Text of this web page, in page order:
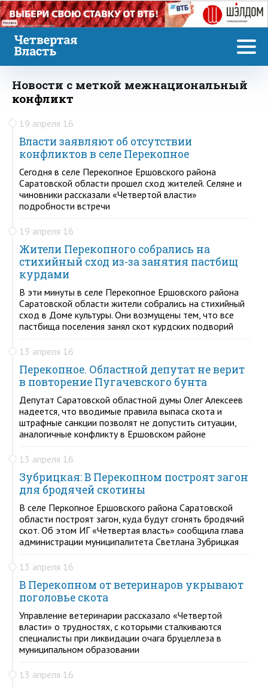
Реклама
Новости с меткой межнациональный
конфликт
19 апреля 16
Власти заявляют об отсутствии
конфликтов в селе Перекопное
Сегодня в селе Перекопное Ершовского района
Саратовской области прошел сход жителей. Селяне и
чиновники рассказали «Четвертой власти»
подробности встречи
19 апреля 16
Жители Перекопного собрались на
стихийный сход из-за занятия пастбищ
курдами
В эти минуты в селе Перекопное Ершовского района
Саратовской области жители собрались на стихийный
сход в Доме культуры. Они возмущены тем, что все
пастбища поселения занял скот курдских подворий
13 апреля 16
Перекопное. Областной депутат не верит
в повторение Пугачевского бунта
Депутат Саратовской областной думы Олег Алексеев
надеется, что вводимые правила выпаса скота и
штрафные санкции позволят не допустить ситуации,
аналогичные конфликту в Ершовском районе
13 апреля 16
Зубрицкая: В Перекопном построят загон
для бродячей скотины
В селе Перкопное Ершовского района Саратовской
области построят загон, куда будут сгонять бродячий
скот. Об этом ИГ «Четвертая власть» сообщила глава
администрации муниципалитета Светлана Зубрицкая
13 апреля 16
В Перекопном от ветеринаров укрывают
поголовье скота
Управление ветеринарии рассказало «Четвертой
власти» о трудностях, с которыми сталкиваются
специалисты при ликвидации очага бруцеллеза в
муниципальном образовании
13 апреля 16